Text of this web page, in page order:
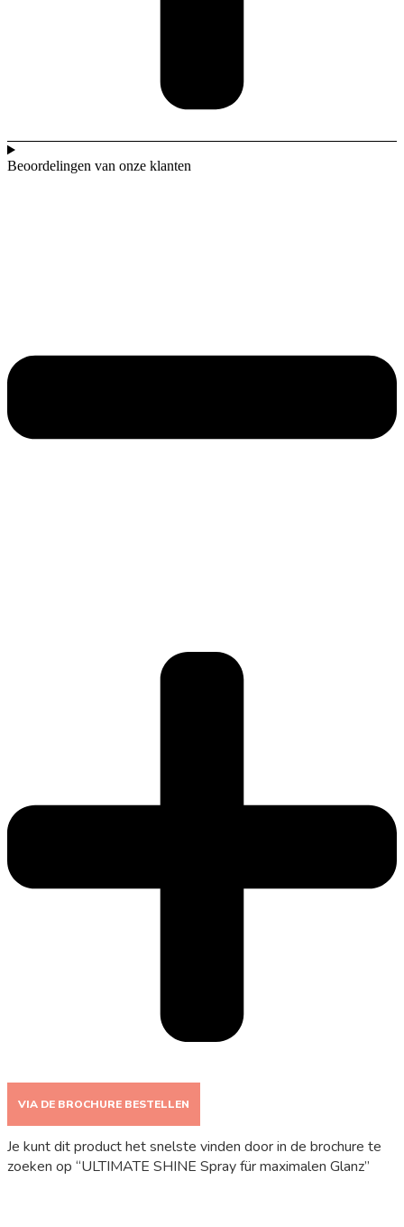
Beoordelingen van onze klanten
VIA DE BROCHURE BESTELLEN
Je kunt dit product het snelste vinden door in de brochure te
zoeken op “ULTIMATE SHINE Spray für maximalen Glanz”